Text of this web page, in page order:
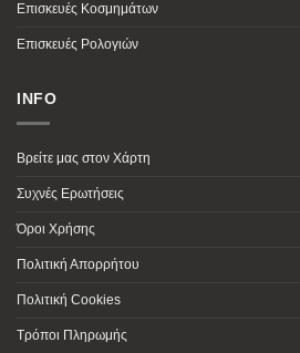
Επισκευές Κοσμημάτων
Επισκευές Ρολογιών
INFO
Βρείτε μας στον Χάρτη
Συχνές Ερωτήσεις
Όροι Χρήσης
Πολιτική Απορρήτου
Πολιτική Cookies
Τρόποι Πληρωμής